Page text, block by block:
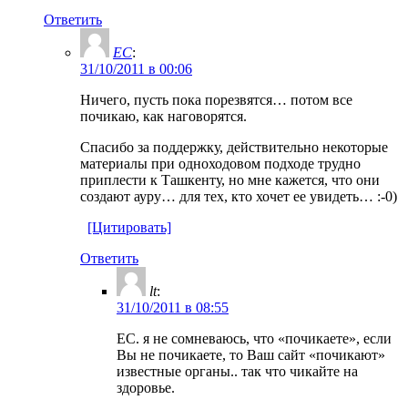
Ответить
ЕС:
31/10/2011 в 00:06
Ничего, пусть пока порезвятся… потом все
почикаю, как наговорятся.
Спасибо за поддержку, действительно некоторые
материалы при одноходовом подходе трудно
приплести к Ташкенту, но мне кажется, что они
создают ауру… для тех, кто хочет ее увидеть… :-0)
[Цитировать]
Ответить
lt:
31/10/2011 в 08:55
EC. я не сомневаюсь, что «почикаете», если
Вы не почикаете, то Ваш сайт «почикают»
известные органы.. так что чикайте на
здоровье.